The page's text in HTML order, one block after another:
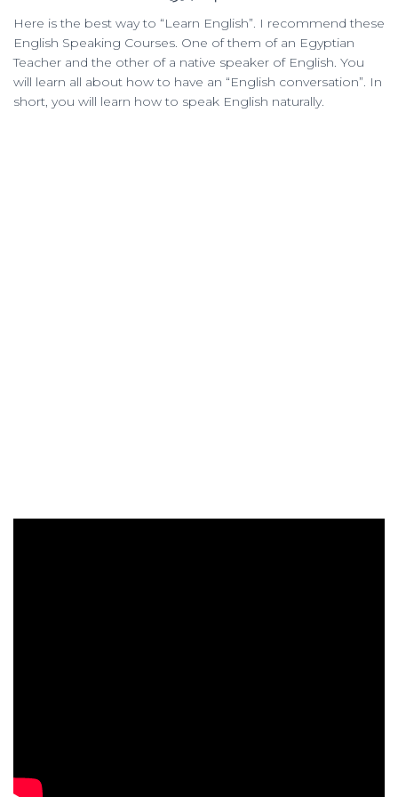
Here is the best way to “Learn English”. I recommend these
English Speaking Courses. One of them of an Egyptian
Teacher and the other of a native speaker of English. You
will learn all about how to have an “English conversation”. In
short, you will learn how to speak English naturally.